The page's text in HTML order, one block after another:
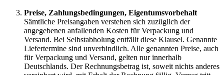
Preise, Zahlungsbedingungen, Eigentumsvorbehalt
Sämtliche Preisangaben verstehen sich zuzüglich der
angegebenen anfallenden Kosten für Verpackung und
Versand. Bei Selbstabholung entfällt diese Klausel. Genannte
Liefertermine sind unverbindlich. Alle genannten Preise, auch
für Verpackung und Versand, gelten nur innerhalb
Deutschlands. Der Rechnungsbetrag ist, soweit nichts anderes